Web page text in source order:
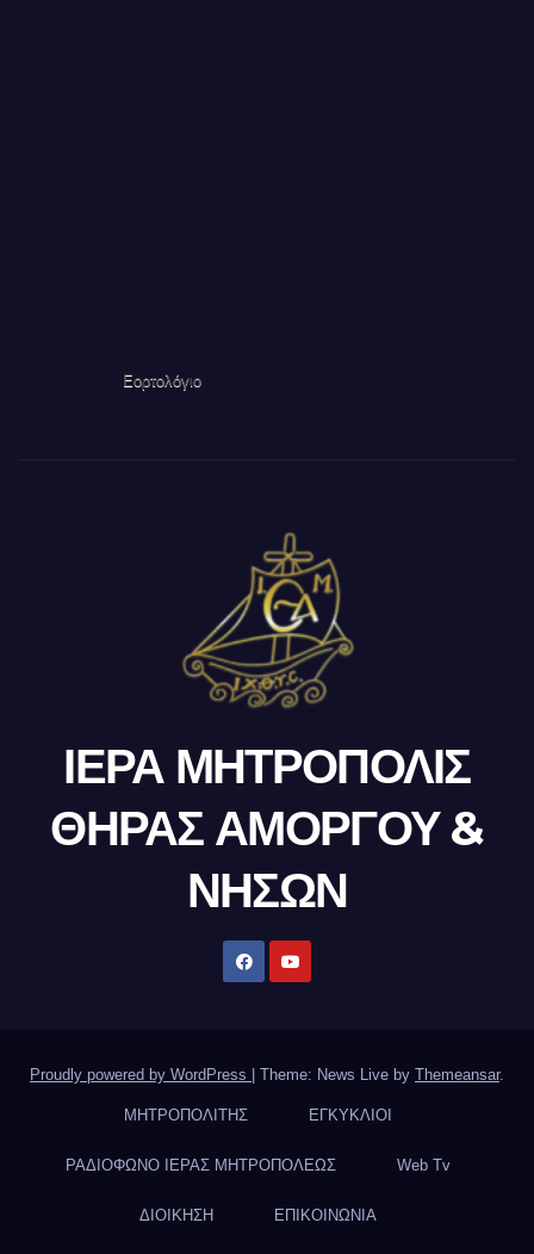
Εορτολόγιο
ΙΕΡΑ ΜΗΤΡΟΠΟΛΙΣ
ΘΗΡΑΣ ΑΜΟΡΓΟΥ &
ΝΗΣΩΝ
Proudly powered by WordPress Theme: News Live by Themeansar.
ΜΗΤΡΟΠΟΛΙΤΗΣ ΕΓΚΥΚΛΙΟΙ
ΡΑΔΙΟΦΩΝΟ ΙΕΡΑΣ ΜΗΤΡΟΠΟΛΕΩΣ Web Tv
ΔΙΟΙΚΗΣΗ ΕΠΙΚΟΙΝΩΝΙΑ